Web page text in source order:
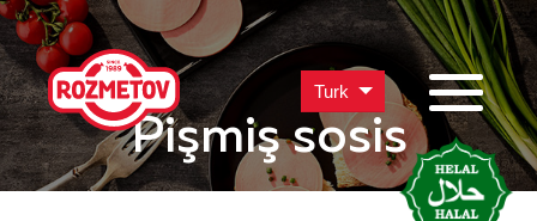
Turk
Pişmiş sosis